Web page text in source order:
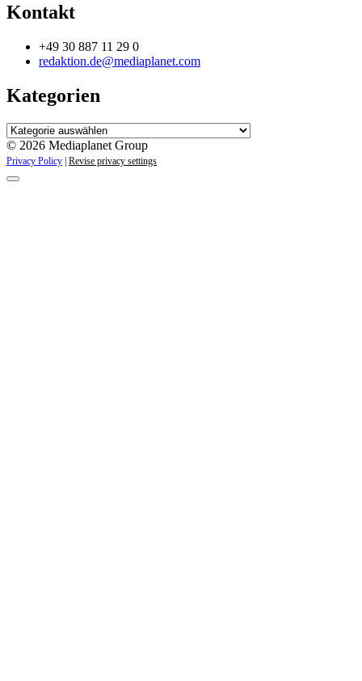
Kontakt
+49 30 887 11 29 0
redaktion.de@mediaplanet.com
Kategorien
Kategorien
© 2026 Mediaplanet Group
Privacy Policy | Revise privacy settings